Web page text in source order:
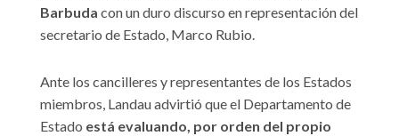
Barbuda con un duro discurso en representación del
secretario de Estado, Marco Rubio.
Ante los cancilleres y representantes de los Estados
miembros, Landau advirtió que el Departamento de
Estado está evaluando, por orden del propio